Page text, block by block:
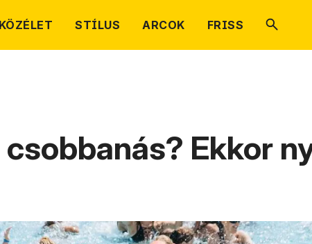
KÖZÉLET STÍLUS ARCOK FRISS
Ekkor